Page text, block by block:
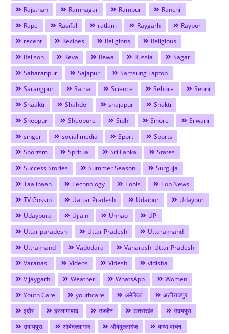
Rajsthan
Ramnagar Rampur
Ranchi
Rape
Rasifal ratlam Raygarh
Raypur
recent
Recipes Religions
Religious
Relison
Reva Rewa Russia
Sagar
Saharanpur
Sajapur
Samsung Laptop
Sarangpur
Satna Science Sehore
Seoni
Shaakti
Shahdol shajapur
Shakti
Sheopur
Sheopure Sidhi Sihore
Silwani
singer
social media Sport
Sports
Sportsm
Spritual Sri Lanka
States
Success Stories
Summer Season
Surguja
Taalibaan
Technology Tools
Top News
TV Gossip
Uattar Pradesh Udaipur
Udaypur
Udaypura
Ujjain Unnao
UP
Uttar paradesh
Uttar Pradesh
Uttarakhand
Uttrakhand
Vadodara
Vanarashi Uttar Pradesh
Varanasi
Videos Videsh
vidisha
Vijaygarh
Weather WhatsApp
Women
Youth Care
youthcare अमेरिका
अलीराजपुर
इंदौर
इस्लामाबाद उज्जैन उत्तराखंड
उदयपुरा
उदायपुरा
ओबेदुल्लागंज औबेदुल्लागंज
कथा वाचन